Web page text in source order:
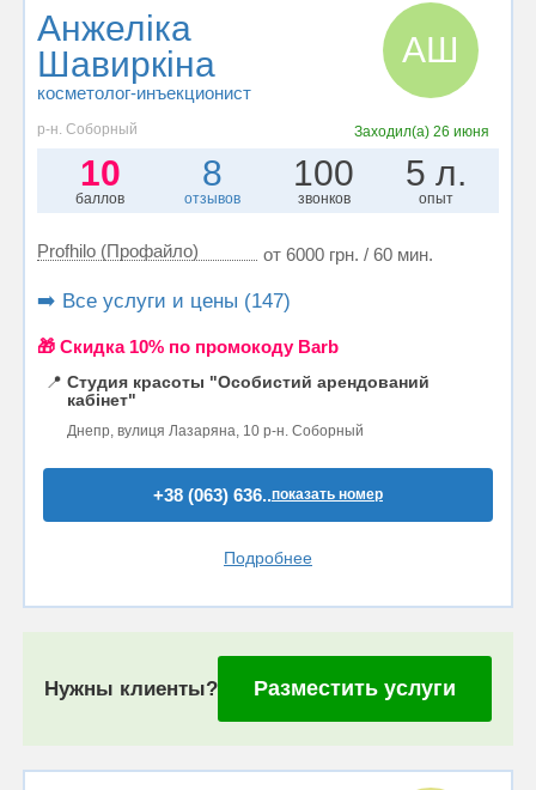
Анжеліка
Шавиркіна
косметолог-инъекционист
АШ
р-н. Соборный Заходил(а)26 июня
10
баллов
8
отзывов
100
звонков
5 л.
опыт
Profhilo (Профайло) от 6000 грн. / 60 мин.
➡️ Все услуги и цены (147)
🎁 Cкидка 10% по промокоду Barb
📍 Студия красоты "Особистий арендований
кабінет"
Днепр, вулиця Лазаряна, 10 р-н. Соборный
+38 (063) 636..показать номер
Подробнее
Нужны клиенты? Разместить услуги